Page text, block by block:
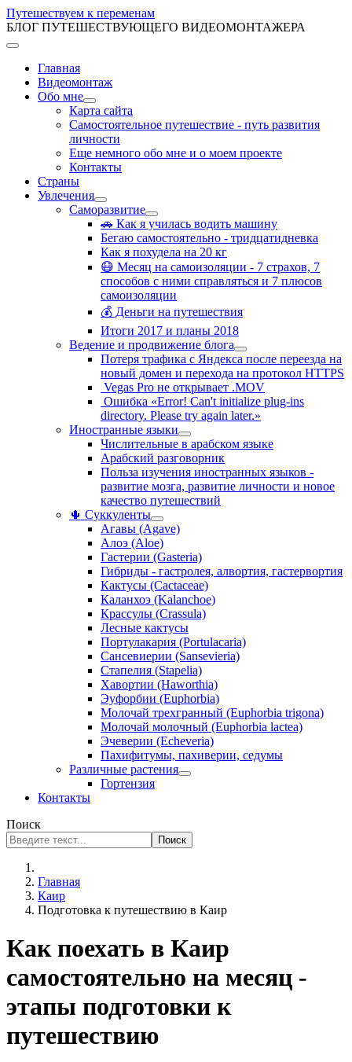
Путешествуем к переменам
БЛОГ ПУТЕШЕСТВУЮЩЕГО ВИДЕОМОНТАЖЕРА
Главная
Видеомонтаж
Обо мне
Карта сайта
Самостоятельное путешествие - путь развития
личности
Еще немного обо мне и о моем проекте
Контакты
Страны
Увлечения
Саморазвитие
🚗 Как я училась водить машину
Бегаю самостоятельно - тридцатидневка
Как я похудела на 20 кг
😷 Месяц на самоизоляции - 7 страхов, 7
способов с ними справляться и 7 плюсов
самоизоляции
💰 Деньги на путешествия
Итоги 2017 и планы 2018
Ведение и продвижение блога
Потеря трафика с Яндекса после переезда на
новый домен и перехода на протокол HTTPS
Vegas Pro не открывает .MOV
Ошибка «Error! Can't initialize plug-ins
directory. Please try again later.»
Иностранные языки
Числительные в арабском языке
Арабский разговорник
Польза изучения иностранных языков -
развитие мозга, развитие личности и новое
качество путешествий
🌵 Суккуленты
Агавы (Agave)
Алоэ (Aloe)
Гастерии (Gasteria)
Гибриды - гастролея, алвортия, гастервортия
Кактусы (Cactaceae)
Каланхоэ (Kalanchoe)
Крассулы (Crassula)
Лесные кактусы
Портулакария (Portulacaria)
Сансевиерии (Sansevieria)
Стапелия (Stapelia)
Хавортии (Haworthia)
Эуфорбии (Euphorbia)
Молочай трехгранный (Euphorbia trigona)
Молочай молочный (Euphorbia lactea)
Эчеверии (Echeveria)
Пахифитумы, пахиверии, седумы
Различные растения
Гортензия
Контакты
Поиск
Поиск
Главная
Каир
Подготовка к путешествию в Каир
Как поехать в Каир
самостоятельно на месяц -
этапы подготовки к
путешествию